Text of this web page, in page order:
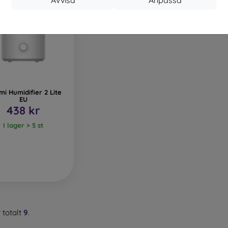
Humidifier 2 Lite
EU
438 kr
I lager > 5 st
totalt 9.